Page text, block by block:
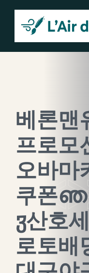
contenu
베론맨
프로모
오바마
쿠폰ഞ
ჳ산호
로토배